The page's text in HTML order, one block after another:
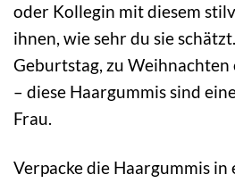
oder Kollegin mit diesem
ihnen, wie sehr du sie
Geburtstag, zu
– diese Haargummis sind
Frau.
Verpacke die Haargummis in